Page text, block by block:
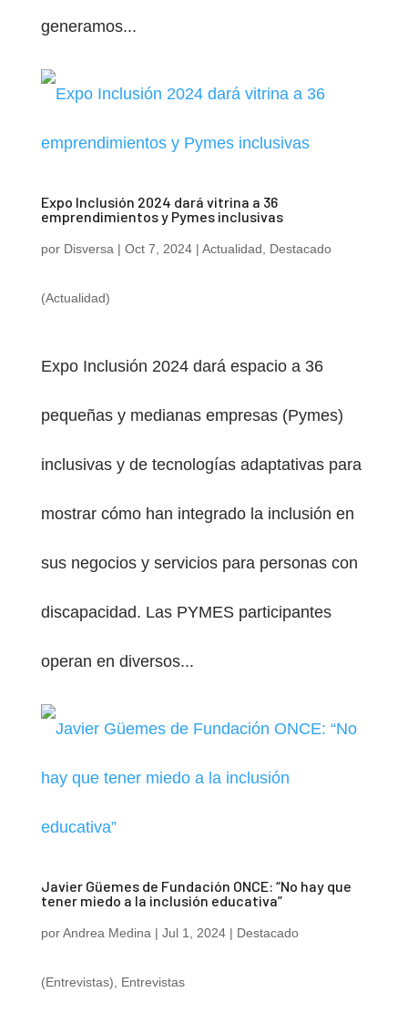
generamos...
Expo Inclusión 2024 dará vitrina a 36
emprendimientos y Pymes inclusivas
por Disversa | Oct 7, 2024| Actualidad Destacado
(Actualidad)
Expo Inclusión 2024 dará espacio a 36
pequeñas y medianas empresas (Pymes)
inclusivas y de tecnologías adaptativas para
mostrar cómo han integrado la inclusión en
sus negocios y servicios para personas con
discapacidad. Las PYMES participantes
operan en diversos...
Javier Güemes de Fundación ONCE: “No hay que
tener miedo a la inclusión educativa”
porAndrea Medina | Jul 1, 2024| Destacado
(Entrevistas) Entrevistas